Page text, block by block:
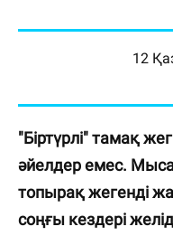
12
"Біртүрлі" тамақ
әйелдер емес.
топырақ жегенді
соңғы кездері